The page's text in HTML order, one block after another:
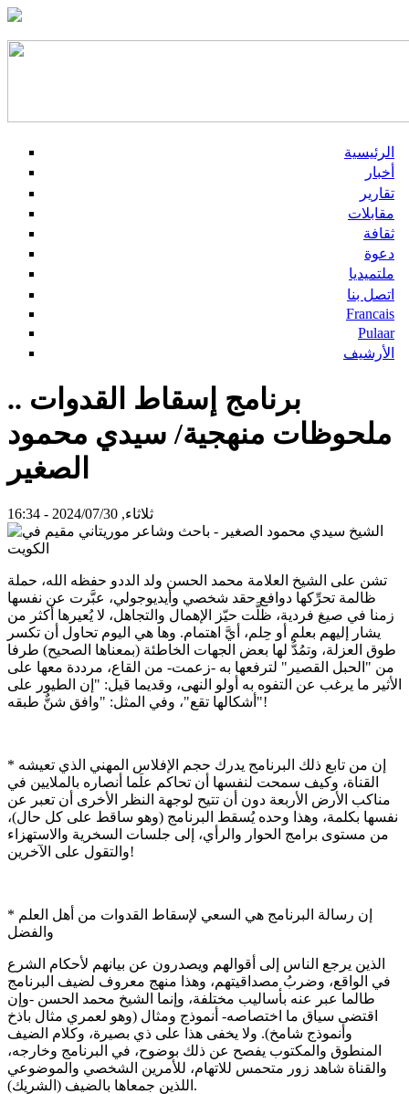
الرئيسية
أخبار
تقارير
مقابلات
ثقافة
دعوة
ملتميديا
اتصل بنا
Francais
Pulaar
الأرشيف
برنامج إسقاط القدوات ..
ملحوظات منهجية/ سيدي محمود
الصغير
ثلاثاء, 2024/07/30 - 16:34
تشن على الشيخ العلامة محمد الحسن ولد الددو حفظه الله، حملة
ظالمة تحرِّكها دوافع حقد شخصي وأيديوجولي، عبَّرت عن نفسها
زمنا في صيغ فردية، ظلَّت حيّز الإهمال والتجاهل، لا يُعيرها أكثر من
يشار إليهم بعلم أو حِلم، أيَّ اهتمام. وها هي اليوم تحاول أن تكسر
طوق العزلة، وتمُدُّ لها بعض الجهات الخاطئة (بمعناها الصحيح) طرفا
من "الحبل القصير" لترفعها به -زعمت- من القاع، مرددة معها على
الأثير ما يرغب عن التفوه به أولو النهى، وقديما قيل: "إن الطيور على
أشكالها تقع"، وفي المثل: "وافق شنٌّ طبقه"!
* إن من تابع ذلك البرنامج يدرك حجم الإفلاس المهني الذي تعيشه
القناة، وكيف سمحت لنفسها أن تحاكم علَما أنصاره بالملايين في
مناكب الأرض الأربعة دون أن تتيح لوجهة النظر الأخرى أن تعبر عن
نفسها بكلمة، وهذا وحده يُسقط البرنامج (وهو ساقط على كل حال)،
من مستوى برامج الحوار والرأي، إلى جلسات السخرية والاستهزاء
والتقول على الآخرين!
* إن رسالة البرنامج هي السعي لإسقاط القدوات من أهل العلم
والفضل
الذين يرجع الناس إلى أقوالهم ويصدرون عن بيانهم لأحكام الشرع
في الواقع، وضربُ مصداقيتهم، وهذا منهج معروف لضيف البرنامج
طالما عبر عنه بأساليب مختلفة، وإنما الشيخ محمد الحسن -وإن
اقتضى سياق ما اختصاصه- أنموذج ومثال (وهو لعمري مثال باذخ
وأنموذج شامخ). ولا يخفى هذا على ذي بصيرة، وكلام الضيف
المنطوق والمكتوب يفصح عن ذلك بوضوح، في البرنامج وخارجه،
والقناة شاهد زور متحمس للاتهام، للأمرين الشخصي والموضوعي
اللذين جمعاها بالضيف (الشريك).